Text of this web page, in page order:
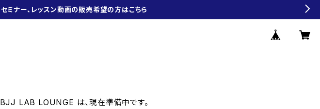
セミナー、レッスン動画の販売希望の方はこちら
BJJ LAB LOUNGE は、現在準備中です。